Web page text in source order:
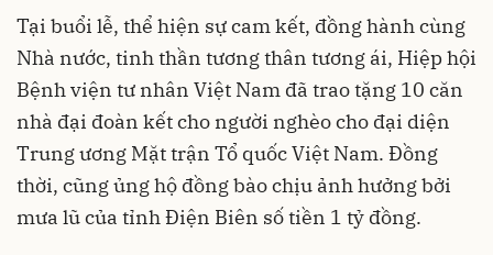
Tại buổi lễ, thể hiện sự cam kết, đồng hành cùng
Nhà nước, tinh thần tương thân tương ái, Hiệp hội
Bệnh viện tư nhân Việt Nam đã trao tặng 10 căn
nhà đại đoàn kết cho người nghèo cho đại diện
Trung ương Mặt trận Tổ quốc Việt Nam. Đồng
thời, cũng ủng hộ đồng bào chịu ảnh hưởng bởi
mưa lũ của tỉnh Điện Biên số tiền 1 tỷ đồng.